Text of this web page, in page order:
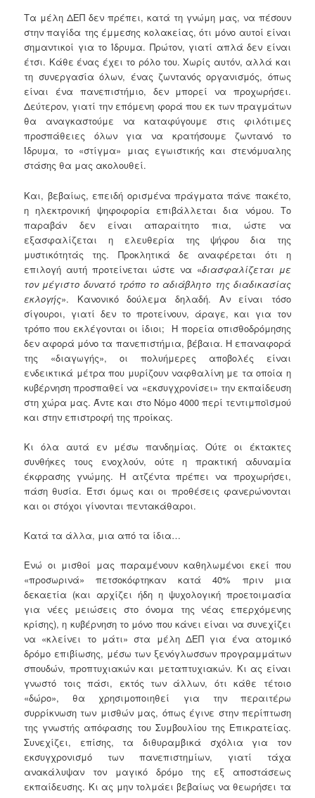
Τα μέλη ΔΕΠ δεν πρέπει, κατά τη γνώμη μας, να πέσουν
στην παγίδα της έμμεσης κολακείας, ότι μόνο αυτοί είναι
σημαντικοί για το Ίδρυμα. Πρώτον, γιατί απλά δεν είναι
έτσι. Κάθε ένας έχει το ρόλο του. Χωρίς αυτόν, αλλά και
τη συνεργασία όλων, ένας ζωντανός οργανισμός, όπως
είναι ένα πανεπιστήμιο, δεν μπορεί να προχωρήσει.
Δεύτερον, γιατί την επόμενη φορά που εκ των πραγμάτων
θα αναγκαστούμε να καταφύγουμε στις φιλότιμες
προσπάθειες όλων για να κρατήσουμε ζωντανό το
Ίδρυμα, το «στίγμα» μιας εγωιστικής και στενόμυαλης
στάσης θα μας ακολουθεί.
Και, βεβαίως, επειδή ορισμένα πράγματα πάνε πακέτο,
η ηλεκτρονική ψηφοφορία επιβάλλεται δια νόμου. Το
παραβάν δεν είναι απαραίτητο πια, ώστε να
εξασφαλίζεται η ελευθερία της ψήφου δια της
μυστικότητάς της. Προκλητικά δε αναφέρεται ότι η
επιλογή αυτή προτείνεται ώστε να «διασφαλίζεται με
τον μέγιστο δυνατό τρόπο το αδιάβλητο της διαδικασίας
εκλογής». Κανονικό δούλεμα δηλαδή. Αν είναι τόσο
σίγουροι, γιατί δεν το προτείνουν, άραγε, και για τον
τρόπο που εκλέγονται οι ίδιοι; Η πορεία οπισθοδρόμησης
δεν αφορά μόνο τα πανεπιστήμια, βέβαια. Η επαναφορά
της «διαγωγής», οι πολυήμερες αποβολές είναι
ενδεικτικά μέτρα που μυρίζουν ναφθαλίνη με τα οποία η
κυβέρνηση προσπαθεί να «εκσυγχρονίσει» την εκπαίδευση
στη χώρα μας. Άντε και στο Νόμο 4000 περί τεντιμποϊσμού
και στην επιστροφή της προίκας.
Κι όλα αυτά εν μέσω πανδημίας. Ούτε οι έκτακτες
συνθήκες τους ενοχλούν, ούτε η πρακτική αδυναμία
έκφρασης γνώμης. Η ατζέντα πρέπει να προχωρήσει,
πάση θυσία. Έτσι όμως και οι προθέσεις φανερώνονται
και οι στόχοι γίνονται πεντακάθαροι.
Κατά τα άλλα, μια από τα ίδια…
Ενώ οι μισθοί μας παραμένουν καθηλωμένοι εκεί που
«προσωρινά» πετσοκόφτηκαν κατά 40% πριν μια
δεκαετία (και αρχίζει ήδη η ψυχολογική προετοιμασία
για νέες μειώσεις στο όνομα της νέας επερχόμενης
κρίσης), η κυβέρνηση το μόνο που κάνει είναι να συνεχίζει
να «κλείνει το μάτι» στα μέλη ΔΕΠ για ένα ατομικό
δρόμο επιβίωσης, μέσω των ξενόγλωσσων προγραμμάτων
σπουδών, προπτυχιακών και μεταπτυχιακών. Κι ας είναι
γνωστό τοις πάσι, εκτός των άλλων, ότι κάθε τέτοιο
«δώρο», θα χρησιμοποιηθεί για την περαιτέρω
συρρίκνωση των μισθών μας, όπως έγινε στην περίπτωση
της γνωστής απόφασης του Συμβουλίου της Επικρατείας.
Συνεχίζει, επίσης, τα διθυραμβικά σχόλια για τον
εκσυγχρονισμό των πανεπιστημίων, γιατί τάχα
ανακάλυψαν τον μαγικό δρόμο της εξ αποστάσεως
εκπαίδευσης. Κι ας μην τολμάει βεβαίως να θεωρήσει τα